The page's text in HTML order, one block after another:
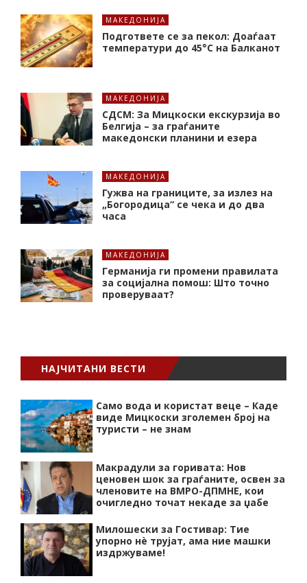
МАКЕДОНИЈА
Подгответе се за пекол: Доаѓаат
температури до 45°C на Балканот
МАКЕДОНИЈА
СДСМ: За Мицкоски екскурзија во
Белгија – за граѓаните
македонски планини и езера
МАКЕДОНИЈА
Гужва на границите, за излез на
„Богородица“ се чека и до два
часа
МАКЕДОНИЈА
Германија ги промени правилата
за социјална помош: Што точно
проверуваат?
НАЈЧИТАНИ ВЕСТИ
Само вода и користат веце – Каде
виде Мицкоски зголемен број на
туристи – не знам
Макрадули за горивата: Нов
ценовен шок за граѓаните, освен за
членовите на ВМРО-ДПМНЕ, кои
очигледно точат некаде за џабе
Милошески за Гостивар: Тие
упорно нѐ трујат, ама ние машки
издржуваме!